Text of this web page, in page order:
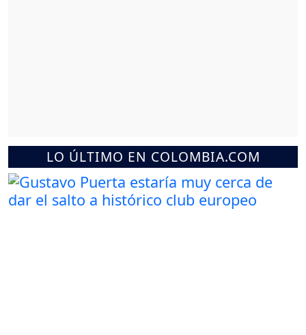
LO ÚLTIMO EN COLOMBIA.COM